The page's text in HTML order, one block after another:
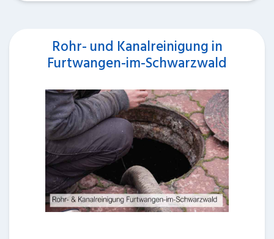
Rohr- und Kanalreinigung in
Furtwangen-im-Schwarzwald